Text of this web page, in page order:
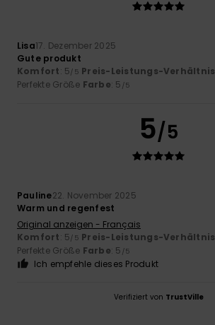
Lisa17. Dezember 2025
Gute produkt
Komfort: 5/5 Preis-Leistungs-Verhältnis
Perfekte Größe Farbe: 5 /5
5/5
Pauline22. November 2025
Warm und regenfest
Original anzeigen - Français
Komfort: 5/5 Preis-Leistungs-Verhältnis
Perfekte Größe Farbe: 5 /5
Ich empfehle dieses Produkt
Verifiziert von TrustVille